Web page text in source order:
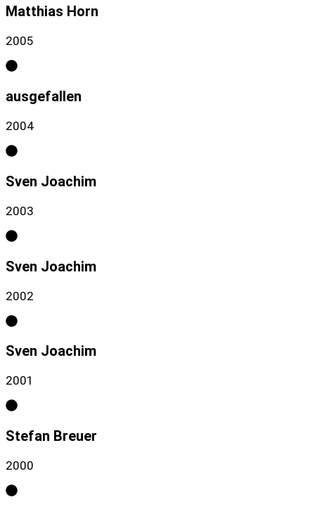
Matthias Horn
2005
ausgefallen
2004
Sven Joachim
2003
Sven Joachim
2002
Sven Joachim
2001
Stefan Breuer
2000